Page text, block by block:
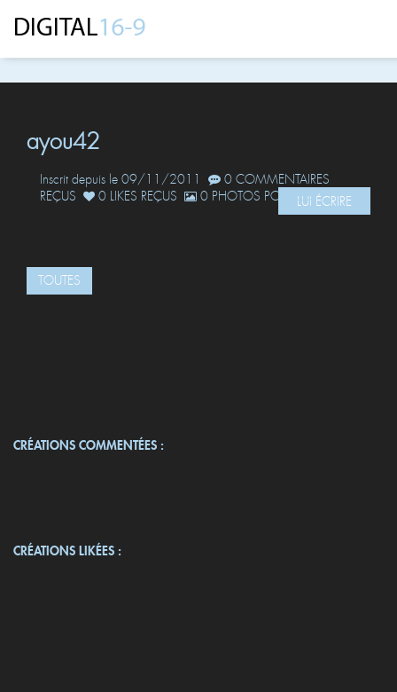
ayou42
Inscrit depuis le 09/11/2011
0 COMMENTAIRES
REÇUS
0 LIKES REÇUS 0 PHOTOS POSTÉESLUI ÉCRIRE
TOUTES
CRÉATIONS COMMENTÉES :
CRÉATIONS LIKÉES :